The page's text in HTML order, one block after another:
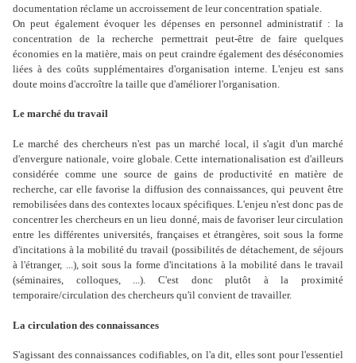
documentation réclame un accroissement de leur concentration spatiale.
On peut également évoquer les dépenses en personnel administratif : la
concentration de la recherche permettrait peut-être de faire quelques
économies en la matière, mais on peut craindre également des déséconomies
liées à des coûts supplémentaires d'organisation interne. L'enjeu est sans
doute moins d'accroître la taille que d'améliorer l'organisation.
Le marché du travail
Le marché des chercheurs n'est pas un marché local, il s'agit d'un marché
d'envergure nationale, voire globale. Cette internationalisation est d'ailleurs
considérée comme une source de gains de productivité en matière de
recherche, car elle favorise la diffusion des connaissances, qui peuvent être
remobilisées dans des contextes locaux spécifiques. L'enjeu n'est donc pas de
concentrer les chercheurs en un lieu donné, mais de favoriser leur circulation
entre les différentes universités, françaises et étrangères, soit sous la forme
d'incitations à la mobilité du travail (possibilités de détachement, de séjours
à l'étranger, ...), soit sous la forme d'incitations à la mobilité dans le travail
(séminaires, colloques, ...). C'est donc plutôt à la proximité
temporaire/circulation des chercheurs qu'il convient de travailler.
La circulation des connaissances
S'agissant des connaissances codifiables, on l'a dit, elles sont pour l'essentiel